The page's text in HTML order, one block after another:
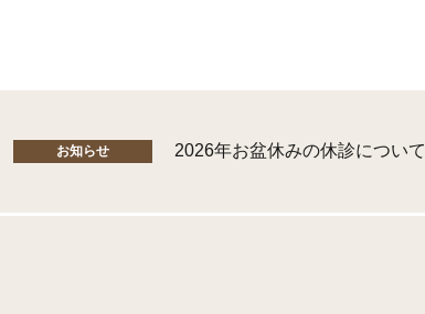
お知らせ 2026年お盆休みの休診について